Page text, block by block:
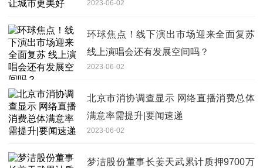
2023-06-02
环球焦点！线下演出市场迎来全面复苏
线上演唱会还有发展空间吗？
2023-06-02
北京市消协调查显示 网络直播消费总体
满意率需提升|要闻速递
2023-06-02
梦洁股份董事长姜天武累计质押9700万